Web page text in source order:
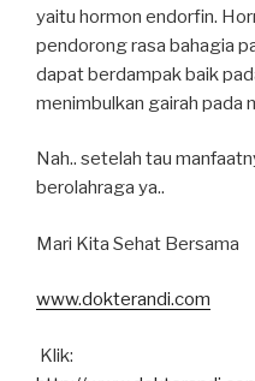
yaitu hormon endorfin.
pendorong rasa bahagia
dapat berdampak baik
menimbulkan gairah pada
Nah.. setelah tau
berolahraga ya..
Mari Kita Sehat Bersama
www.dokterandi.com
Klik: